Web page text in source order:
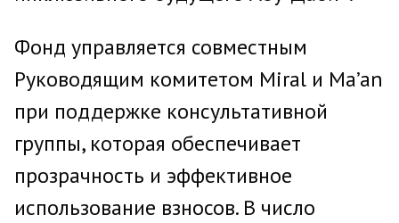
Фонд управляется совместным
Руководящим комитетом Miral и Ma’an
при поддержке консультативной
группы, которая обеспечивает
прозрачность и эффективное
использование взносов. В число